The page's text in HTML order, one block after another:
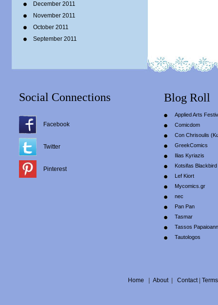
December 2011
November 2011
October 2011
September 2011
Social Connections
Facebook
Twitter
Pinterest
Blog Roll
Applied Arts
Comicdom
Con Chrisoulis
GreekComics
Ilias Kyriazis
Kotsifas Blackbird
Lef Kiort
Mycomics.gr
nec
Pan Pan
Tasmar
Tassos
Tautologos
Home About| Contact| Terms